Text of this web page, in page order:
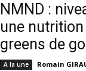
NMND :
une
greens de
A la une Romain